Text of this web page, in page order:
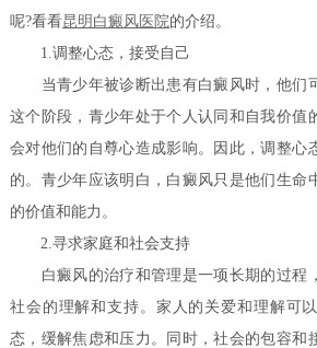
呢?看看昆明白癜风医院的介绍。
1.调整心态，接受自己
当青少年被诊断出患有白癜风时，他们
这个阶段，青少年处于个人认同和自我价值
会对他们的自尊心造成影响。因此，调整心
的。青少年应该明白，白癜风只是他们生命
的价值和能力。
2.寻求家庭和社会支持
白癜风的治疗和管理是一项长期的过程
社会的理解和支持。家人的关爱和理解可
态，缓解焦虑和压力。同时，社会的包容和